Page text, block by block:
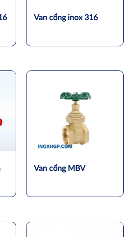
Van cổng inox 316
Van cổng MBV